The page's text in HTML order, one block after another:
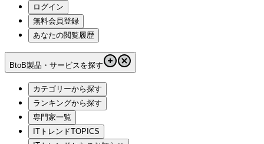
ログイン
無料会員登録
あなたの閲覧履歴
BtoB製品・サービスを探す
カテゴリーから探す
ランキングから探す
専門家一覧
ITトレンドTOPICS